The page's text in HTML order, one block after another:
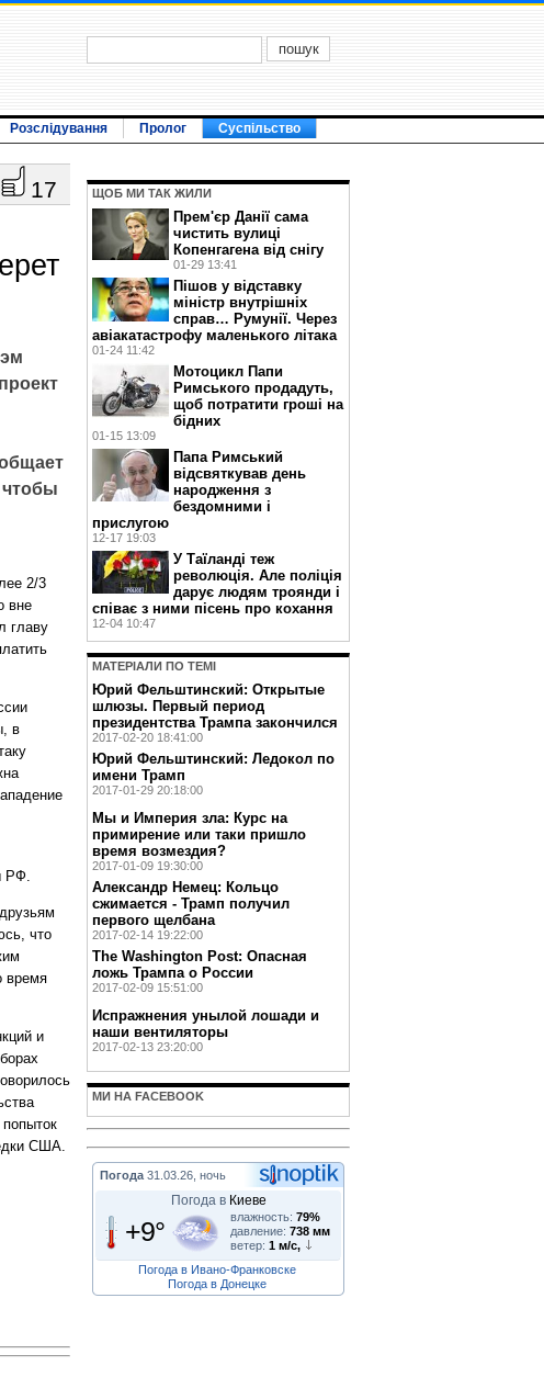
Розслідування Пролог Суспільство
17
чтобы
2/3
вне
главу
в
РФ.
что
время
и
США.
ЩОБ МИ ТАК ЖИЛИ
Прем'єр Данії сама
чистить вулиці
Копенгагена від снігу
01-29 13:41
Пішов у відставку
міністр внутрішніх
справ… Румунії. Через
авіакатастрофу маленького літака
01-24 11:42
Мотоцикл Папи
Римського продадуть,
щоб потратити гроші на
бідних
01-15 13:09
Папа Римський
відсвяткував день
народження з
бездомними і
прислугою
12-17 19:03
У Таїланді теж
революція. Але поліція
дарує людям троянди і
співає з ними пісень про кохання
12-04 10:47
МАТЕРIАЛИ ПО ТЕМI
Юрий Фельштинский: Открытые
шлюзы. Первый период
президентства Трампа закончился
2017-02-20 18:41:00
Юрий Фельштинский: Ледокол по
имени Трамп
2017-01-29 20:18:00
Мы и Империя зла: Курс на
примирение или таки пришло
время возмездия?
2017-01-09 19:30:00
Александр Немец: Кольцо
сжимается - Трамп получил
первого щелбана
2017-02-14 19:22:00
The Washington Post: Опасная
ложь Трампа о России
2017-02-09 15:51:00
Испражнения унылой лошади и
наши вентиляторы
2017-02-13 23:20:00
МИ НА FACEBOOK
Погода 31.03.26, ночь
Погода в Киеве
+9° влажность: 79%
давление: 738 мм
ветер: 1 м/с,
Погода в Ивано-Франковске
Погода в Донецке